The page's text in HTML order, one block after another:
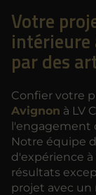
Votre
intérieure
par des
Confier votre
Avignon à LV
l'engagement
Notre équipe
d'expérience
résultats
projet avec